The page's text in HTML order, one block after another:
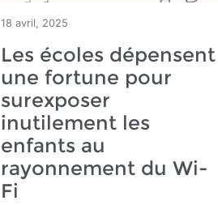
18 avril, 2025
Les écoles dépensent
une fortune pour
surexposer
inutilement les
enfants au
rayonnement du Wi-
Fi